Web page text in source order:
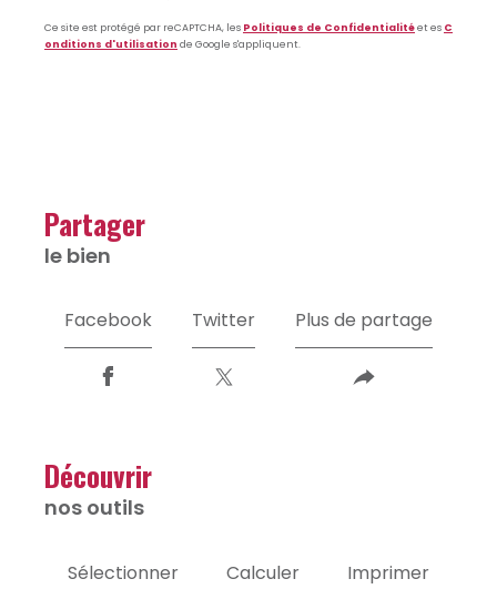
Ce site est protégé par reCAPTCHA, les Politiques de Confidentialitéet es C
onditions d'utilisation de Google s'appliquent.
partager
le bien
Facebook Twitter Plus de partage
découvrir
nos outils
Sélectionner Calculer Imprimer